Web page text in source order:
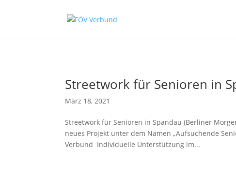
Streetwork für Senioren in
März 18, 2021
Streetwork für Senioren in Spandau (Berliner
neues Projekt unter dem Namen „Aufsuchende
Verbund Individuelle Unterstützung im...